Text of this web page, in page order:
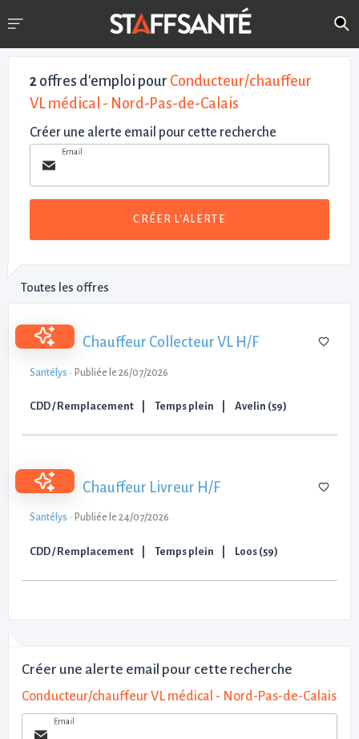
2 offres d'emploi pour Conducteur/chauffeur
VL médical - Nord-Pas-de-Calais
Créer une alerte email pour cette recherche
Email
CRÉER L'ALERTE
Toutes les offres
Chauffeur Collecteur VL H/F
Santélys - Publiée le 26/07/2026
CDD / Remplacement Temps plein Avelin (59)
Chauffeur Livreur H/F
Santélys - Publiée le 24/07/2026
CDD / Remplacement Temps plein Loos (59)
Créer une alerte email pour cette recherche
Conducteur/chauffeur VL médical - Nord-Pas-de-Calais
Email